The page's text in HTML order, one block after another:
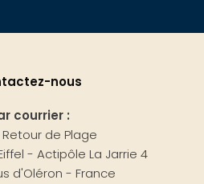
nous
courrier :
de Plage
- Actipôle La Jarrie 4
d'Oléron - France